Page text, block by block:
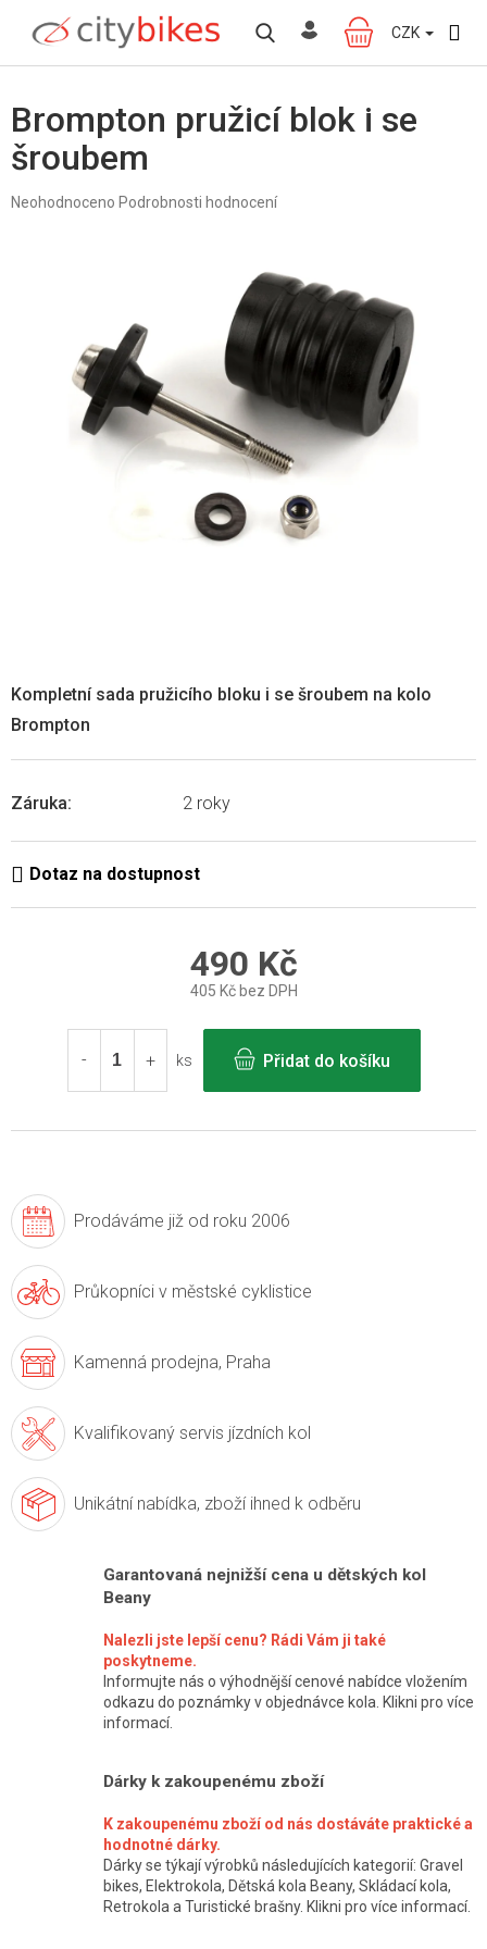
obsah
NÁKUPNÍ
KOŠÍK
CZK
Brompton pružicí blok i se
šroubem
Průměrné
Neohodnoceno Podrobnosti hodnocení
Záruka: 2 roky
Kompletní sada pružicího bloku i se šroubem na kolo
Brompton
490 Kč
405 Kč bez DPH
cena:
ks
Přidat do košíku
Prodáváme již od roku 2006
Průkopníci v městské cyklistice
Kamenná prodejna, Praha
Kvalifikovaný servis jízdních kol
Unikátní nabídka, zboží ihned k odběru
Garantovaná nejnižší cena u dětských kol
Beany
Nalezli jste lepší cenu? Rádi Vám ji také
poskytneme.
Informujte nás o výhodnější cenové nabídce vložením
odkazu do poznámky v objednávce kola. Klikni pro více
informací.
Dárky k zakoupenému zboží
K zakoupenému zboží od nás dostáváte praktické a
hodnotné dárky.
Dárky se týkají výrobků následujících kategorií: Gravel
bikes, Elektrokola, Dětská kola Beany, Skládací kola,
Retrokola a Turistické brašny. Klikni pro více informací.